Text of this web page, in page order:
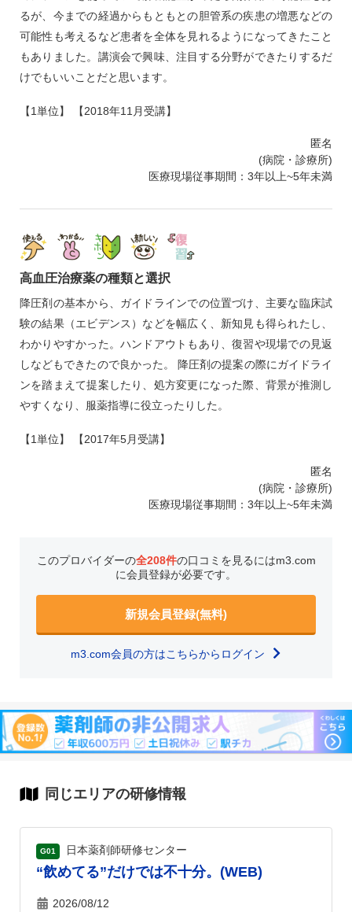
るが、今までの経過からもともとの胆管系の疾患の増悪などの
可能性も考えるなど患者を全体を見れるようになってきたこと
もありました。講演会で興味、注目する分野ができたりするだ
けでもいいことだと思います。
【1単位】 【2018年11月受講】
匿名
(病院・診療所)
医療現場従事期間：3年以上~5年未満
高血圧治療薬の種類と選択
降圧剤の基本から、ガイドラインでの位置づけ、主要な臨床試
験の結果（エビデンス）などを幅広く、新知見も得られたし、
わかりやすかった。ハンドアウトもあり、復習や現場での見返
しなどもできたので良かった。 降圧剤の提案の際にガイドライ
ンを踏まえて提案したり、処方変更になった際、背景が推測し
やすくなり、服薬指導に役立ったりした。
【1単位】 【2017年5月受講】
匿名
(病院・診療所)
医療現場従事期間：3年以上~5年未満
このプロバイダーの全208件の口コミを見るにはm3.com
に会員登録が必要です。
新規会員登録(無料)
m3.com会員の方はこちらからログイン
同じエリアの研修情報
G01 日本薬剤師研修センター
“飲めてる”だけでは不十分。(WEB)
2026/08/12